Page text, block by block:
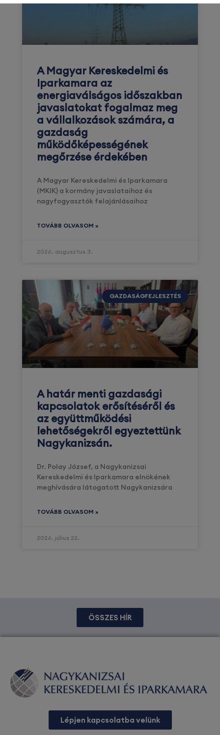
A Magyar Kereskedelmi és
Iparkamara az
energiaválságos időszakban
javaslatokat fogalmaz meg
a vállalkozások számára, a
gazdaság
működőképességének
megőrzése érdekében
A Magyar Kereskedelmi és Iparkamara
(MKIK) a kormány javaslataihoz és
nagyfogyasztók felajánlásaihoz
TOVÁBB OLVASOM »
2026. augusztus 3.
GAZDASÁGFEJLESZTÉS
A határ menti gazdasági
kapcsolatok erősítéséről és
az együttműködési
lehetőségekről egyeztettünk
Nagykanizsán.
Dr. Polay József, a Nagykanizsai
Kereskedelmi és Iparkamara elnökének
meghívására látogatott Nagykanizsára
TOVÁBB OLVASOM »
2026. július 22.
ÖSSZES HÍR
Lépjen kapcsolatba velünk